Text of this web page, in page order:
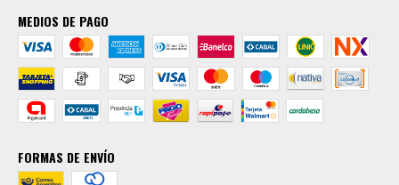
MEDIOS DE PAGO
FORMAS DE ENVÍO